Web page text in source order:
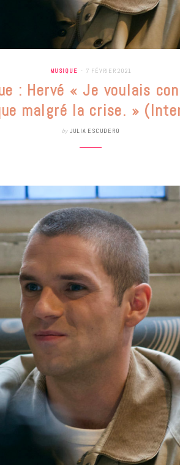
MUSIQUE 7 FÉVRIER 2021
: Hervé « Je voulais
malgré la crise. »
by JULIA ESCUDERO